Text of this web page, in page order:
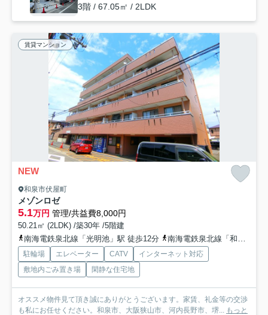
3階 / 67.05㎡ / 2LDK
賃貸マンション
NEW
和泉市伏屋町
メゾンロゼ
5.1万円 管理/共益費8,000円
50.21㎡ (2LDK) /築30年 /5階建
南海電鉄泉北線「光明池」駅 徒歩12分
南海電鉄泉北線「和泉中央」駅 徒歩25分
駐輪場 エレベーター CATV
インターネット対応
敷地内ごみ置き場
閑静な住宅地
オススメ物件見て頂き誠にありがとうございます。家賃、礼金等の交渉
も私にお任せください。和泉市、大阪狭山市、河内長野市、堺...
もっと